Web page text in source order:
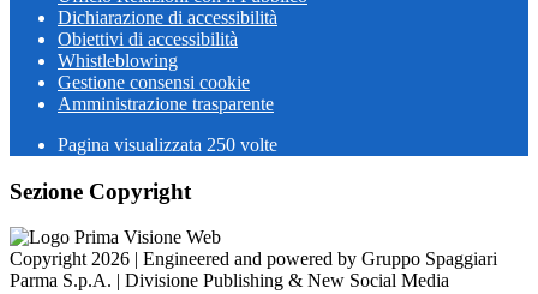
Dichiarazione di accessibilità
Obiettivi di accessibilità
Whistleblowing
Gestione consensi cookie
Amministrazione trasparente
Pagina visualizzata 250 volte
Sezione Copyright
Copyright 2026 | Engineered and powered by Gruppo Spaggiari
Parma S.p.A. | Divisione Publishing & New Social Media